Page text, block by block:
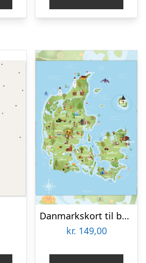
Danmarkskort til børn
kr. 149,00